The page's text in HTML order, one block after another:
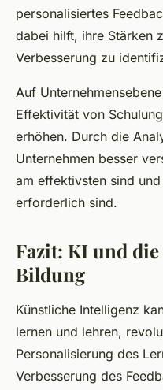
personalisiertes
dabei hilft, ihre Stärken
Verbesserung zu
Auf
Effektivität von
erhöhen. Durch die
Unternehmen besser
am effektivsten sind
erforderlich sind.
Fazit: KI und
Bildung
Künstliche Intelligenz
lernen und lehren,
Personalisierung des
Verbesserung des